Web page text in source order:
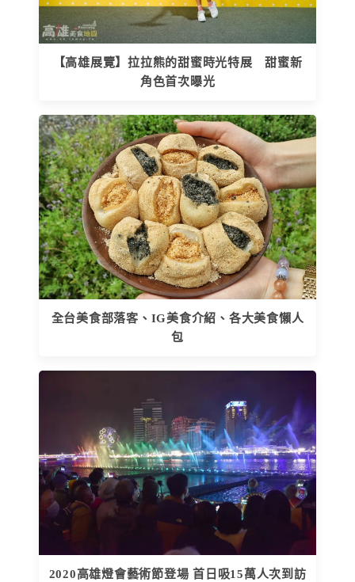
【高雄展覽】拉拉熊的甜蜜時光特展 甜蜜新
角色首次曝光
全台美食部落客、IG美食介紹、各大美食懶人
包
2020高雄燈會藝術節登場 首日吸15萬人次到訪